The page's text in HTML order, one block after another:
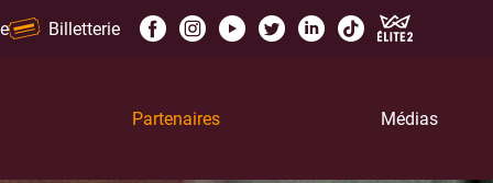
Billetterie
Partenaires Médias